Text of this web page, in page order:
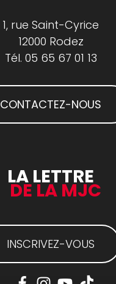
1, rue Saint-Cyrice
12000 Rodez
Tél. 05 65 67 01 13
CONTACTEZ-NOUS
LA LETTRE
DE LA MJC
INSCRIVEZ-VOUS